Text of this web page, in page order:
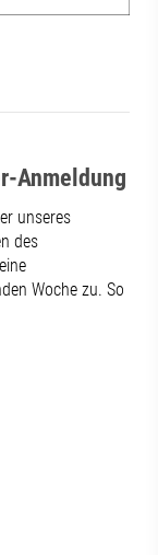
Anmeldung
unseres
des
Woche zu. So